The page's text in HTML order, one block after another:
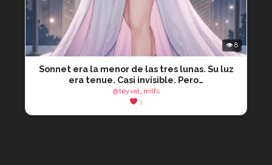
👁 8
Sonnet era la menor de las tres lunas. Su luz
era tenue. Casi invisible. Pero…
@teyvat_milfs
1